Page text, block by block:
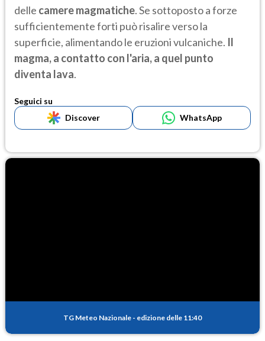
delle camere magmatiche. Se sottoposto a forze
sufficientemente forti può risalire verso la
superficie, alimentando le eruzioni vulcaniche. Il
magma, a contatto con l'aria, a quel punto
diventa lava.
Seguici su
Discover
WhatsApp
TG Meteo Nazionale - edizione delle 11:40